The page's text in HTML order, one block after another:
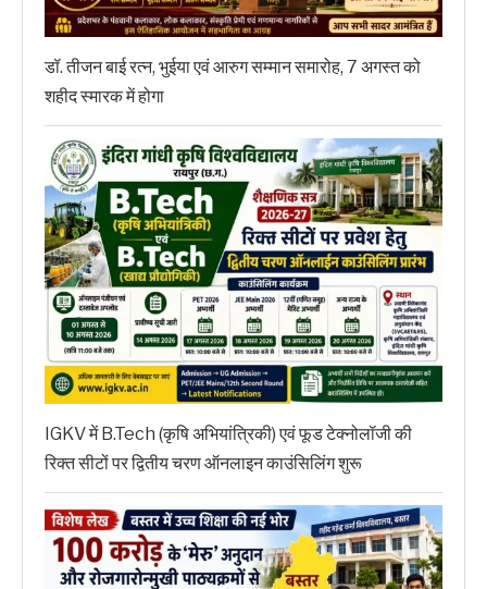
डॉ. तीजन बाई रत्न, भुईया एवं आरुग सम्मान समारोह, 7 अगस्त को
शहीद स्मारक में होगा
IGKV में B.Tech (कृषि अभियांत्रिकी) एवं फूड टेक्नोलॉजी की
रिक्त सीटों पर द्वितीय चरण ऑनलाइन काउंसिलिंग शुरू